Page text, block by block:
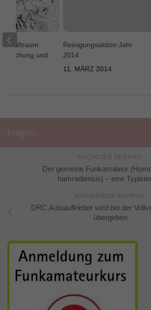
Reinigungsaktion Jahr
2014
11. MÄRZ 2014
– Luftraum
und
NÄCHSTER BEITRAG
Der gemeine Funkamateur
hamradiensis) – eine
VORHERIGER BEITRAG
DRC Autoaufkleber wird bei der
übergeben